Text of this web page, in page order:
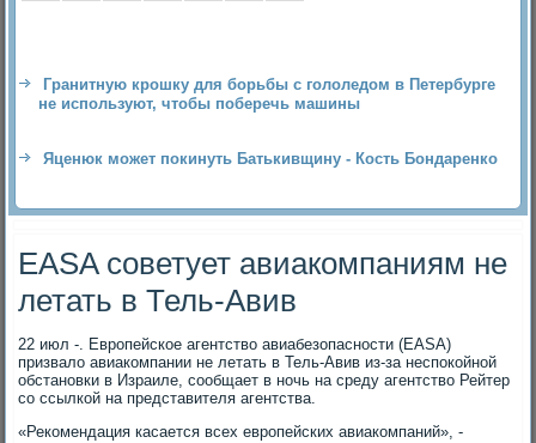
Гранитную крошку для борьбы с гололедом в Петербурге
не используют, чтобы поберечь машины
Яценюк может покинуть Батькивщину - Кость Бондаренко
EASA советует авиакомпаниям не
летать в Тель-Авив
22 июл -. Европейское агентство авиабезопасности (EASA)
призвало авиакомпании не летать в Тель-Авив из-за неспокойной
обстановки в Израиле, сообщает в ночь на среду агентство Рейтер
со ссылкой на представителя агентства.
«Рекомендация касается всех европейских авиакомпаний», -